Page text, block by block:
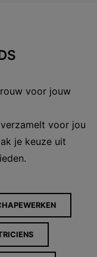
voor jouw
voor jou
je keuze uit